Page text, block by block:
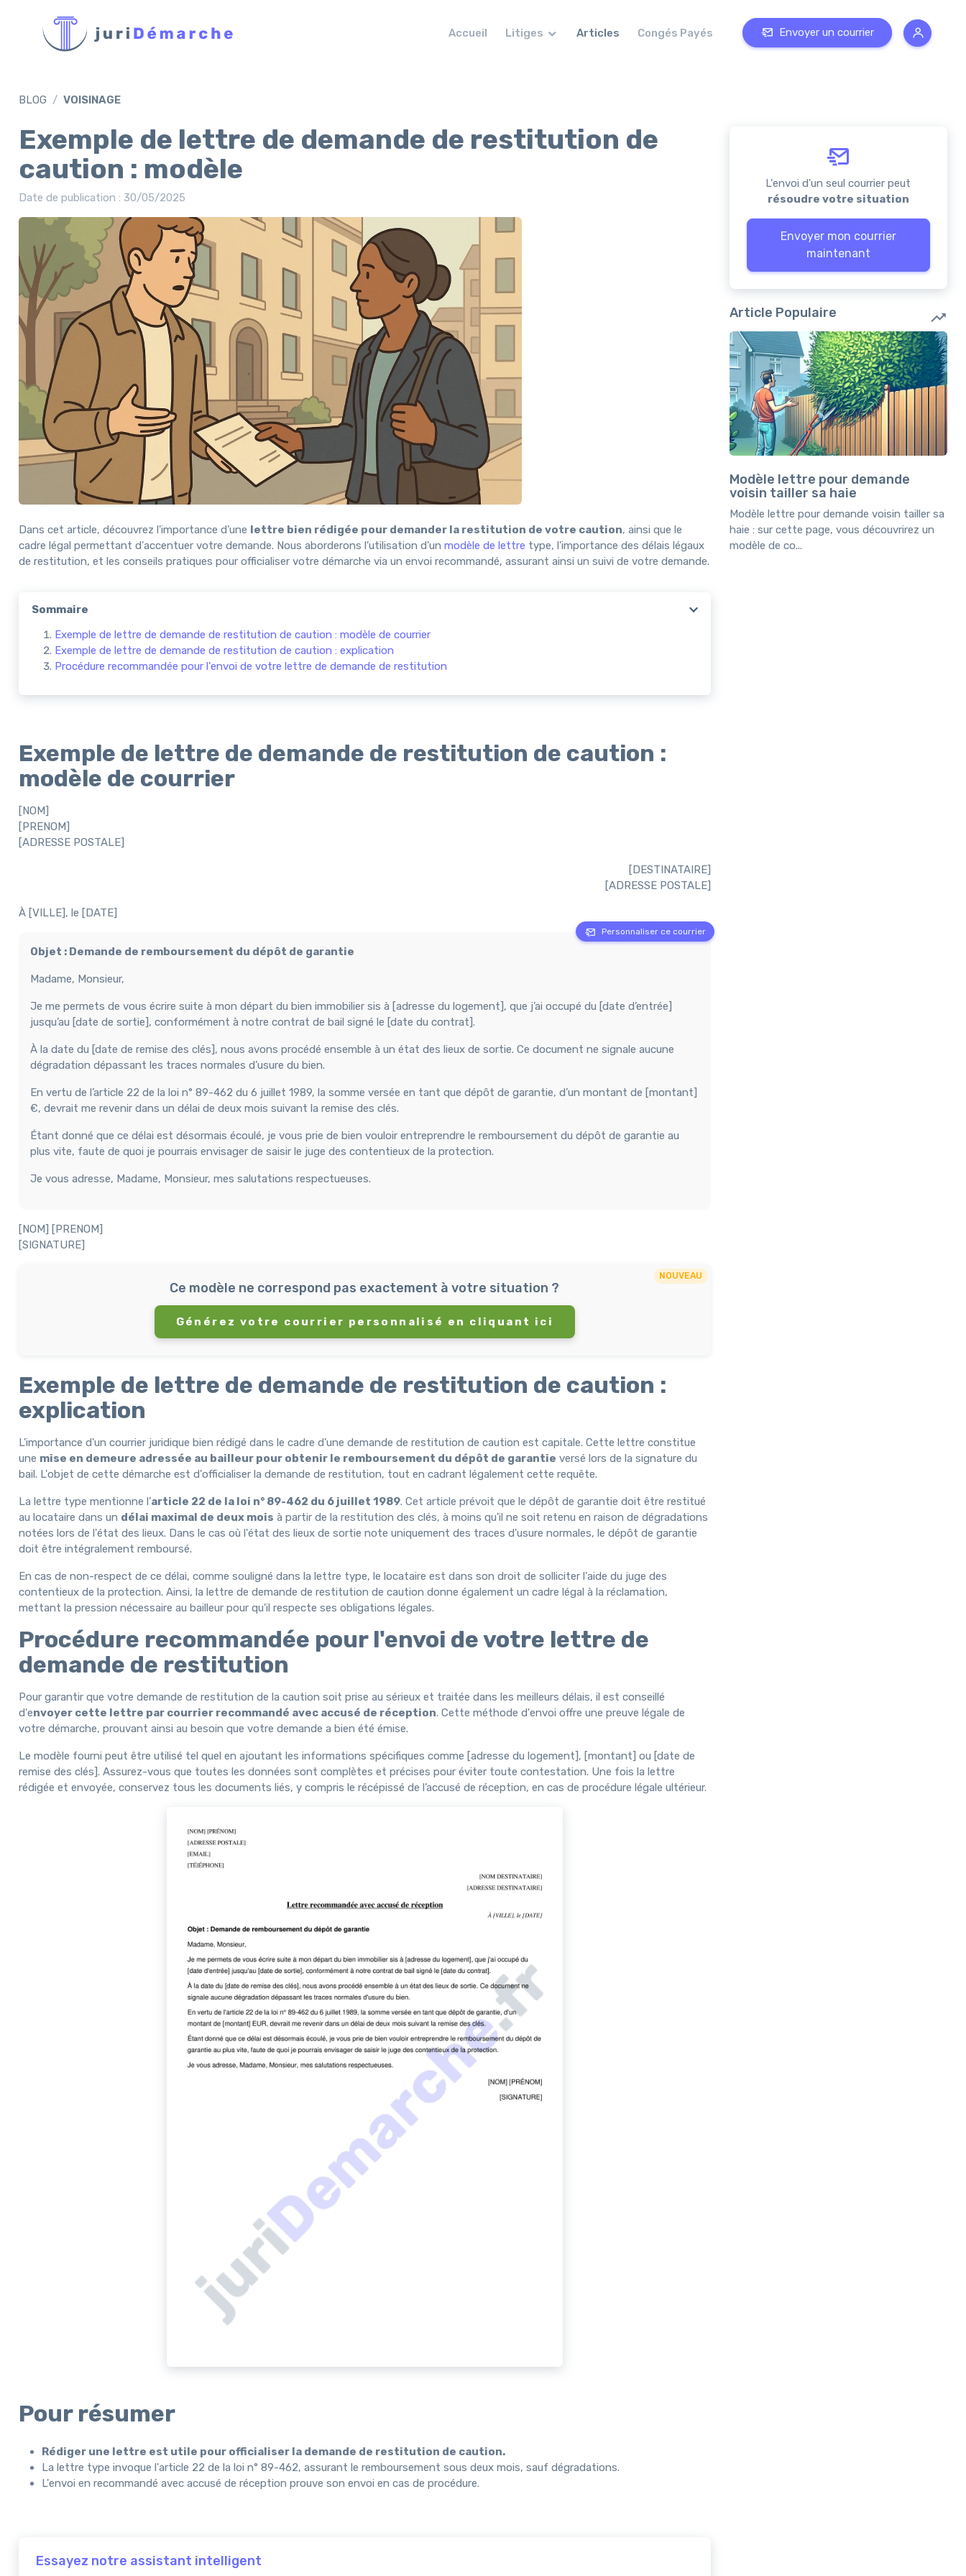
Accueil Litiges Articles Congés Payés Envoyer un courrier
BLOG VOISINAGE
Exemple de lettre de demande de restitution de
caution : modèle
Date de publication : 30/05/2025
Dans cet article, découvrez l'importance d'une lettre bien rédigée pour demander la restitution de votre caution, ainsi que le
cadre légal permettant d'accentuer votre demande. Nous aborderons l'utilisation d'un modèle de lettre type, l'importance des délais légaux
de restitution, et les conseils pratiques pour officialiser votre démarche via un envoi recommandé, assurant ainsi un suivi de votre demande.
Sommaire
Exemple de lettre de demande de restitution de caution : modèle de courrier
Exemple de lettre de demande de restitution de caution : explication
Procédure recommandée pour l'envoi de votre lettre de demande de restitution
Exemple de lettre de demande de restitution de caution :
modèle de courrier
[NOM]
[PRENOM]
[ADRESSE POSTALE]
[DESTINATAIRE]
[ADRESSE POSTALE]
À [VILLE], le [DATE]
Personnaliser ce courrier
Objet : Demande de remboursement du dépôt de garantie
Madame, Monsieur,
Je me permets de vous écrire suite à mon départ du bien immobilier sis à [adresse du logement], que j’ai occupé du [date d’entrée]
jusqu’au [date de sortie], conformément à notre contrat de bail signé le [date du contrat].
À la date du [date de remise des clés], nous avons procédé ensemble à un état des lieux de sortie. Ce document ne signale aucune
dégradation dépassant les traces normales d’usure du bien.
En vertu de l’article 22 de la loi n° 89-462 du 6 juillet 1989, la somme versée en tant que dépôt de garantie, d’un montant de [montant]
€, devrait me revenir dans un délai de deux mois suivant la remise des clés.
Étant donné que ce délai est désormais écoulé, je vous prie de bien vouloir entreprendre le remboursement du dépôt de garantie au
plus vite, faute de quoi je pourrais envisager de saisir le juge des contentieux de la protection.
Je vous adresse, Madame, Monsieur, mes salutations respectueuses.
[NOM] [PRENOM]
[SIGNATURE]
NOUVEAU
Ce modèle ne correspond pas exactement à votre situation ?
Générez votre courrier personnalisé en cliquant ici
Exemple de lettre de demande de restitution de caution :
explication
L'importance d'un courrier juridique bien rédigé dans le cadre d'une demande de restitution de caution est capitale. Cette lettre constitue
une mise en demeure adressée au bailleur pour obtenir le remboursement du dépôt de garantie versé lors de la signature du
bail. L'objet de cette démarche est d'officialiser la demande de restitution, tout en cadrant légalement cette requête.
La lettre type mentionne l’article 22 de la loi n° 89-462 du 6 juillet 1989. Cet article prévoit que le dépôt de garantie doit être restitué
au locataire dans un délai maximal de deux mois à partir de la restitution des clés, à moins qu'il ne soit retenu en raison de dégradations
notées lors de l'état des lieux. Dans le cas où l'état des lieux de sortie note uniquement des traces d'usure normales, le dépôt de garantie
doit être intégralement remboursé.
En cas de non-respect de ce délai, comme souligné dans la lettre type, le locataire est dans son droit de solliciter l'aide du juge des
contentieux de la protection. Ainsi, la lettre de demande de restitution de caution donne également un cadre légal à la réclamation,
mettant la pression nécessaire au bailleur pour qu'il respecte ses obligations légales.
Procédure recommandée pour l'envoi de votre lettre de
demande de restitution
Pour garantir que votre demande de restitution de la caution soit prise au sérieux et traitée dans les meilleurs délais, il est conseillé
d'envoyer cette lettre par courrier recommandé avec accusé de réception. Cette méthode d'envoi offre une preuve légale de
votre démarche, prouvant ainsi au besoin que votre demande a bien été émise.
Le modèle fourni peut être utilisé tel quel en ajoutant les informations spécifiques comme [adresse du logement], [montant] ou [date de
remise des clés]. Assurez-vous que toutes les données sont complètes et précises pour éviter toute contestation. Une fois la lettre
rédigée et envoyée, conservez tous les documents liés, y compris le récépissé de l’accusé de réception, en cas de procédure légale ultérieur.
Pour résumer
Rédiger une lettre est utile pour officialiser la demande de restitution de caution.
La lettre type invoque l'article 22 de la loi n° 89-462, assurant le remboursement sous deux mois, sauf dégradations.
L'envoi en recommandé avec accusé de réception prouve son envoi en cas de procédure.
Essayez notre assistant intelligent
L'envoi d'un seul courrier peut
résoudre votre situation
Envoyer mon courrier
maintenant
Article Populaire
Modèle lettre pour demande
voisin tailler sa haie
Modèle lettre pour demande voisin tailler sa
haie : sur cette page, vous découvrirez un
modèle de co...